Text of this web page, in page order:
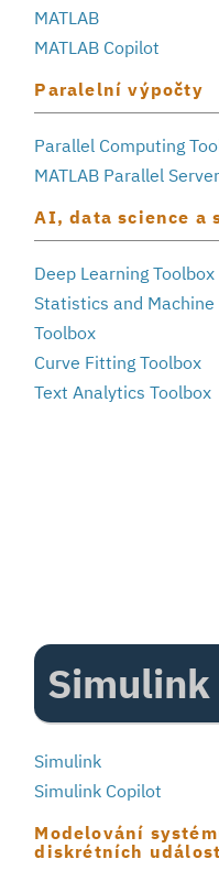
MATLAB
MATLAB Copilot
Paralelní výpočty
Parallel Computing
MATLAB Parallel Server
AI, data science a
Deep Learning Toolbox
Statistics and Machine
Toolbox
Curve Fitting Toolbox
Text Analytics Toolbox
Simulink
Simulink
Simulink Copilot
Modelování
diskrétních